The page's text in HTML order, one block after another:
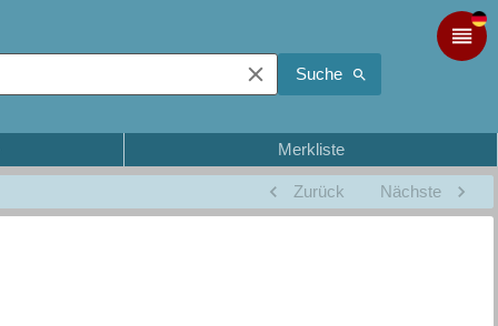
Suche
Merkliste
Zurück Nächste